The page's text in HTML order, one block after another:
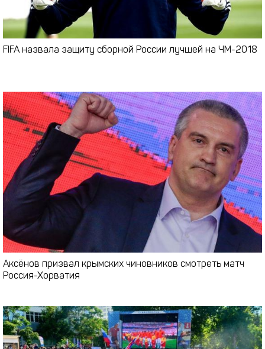
FIFA назвала защиту сборной России лучшей на ЧМ-2018
Аксёнов призвал крымских чиновников смотреть матч
Россия-Хорватия